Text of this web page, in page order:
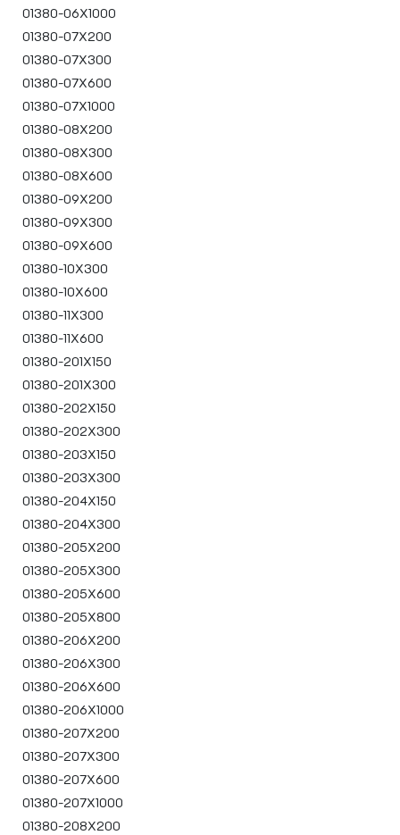
01380-06X1000
01380-07X200
01380-07X300
01380-07X600
01380-07X1000
01380-08X200
01380-08X300
01380-08X600
01380-09X200
01380-09X300
01380-09X600
01380-10X300
01380-10X600
01380-11X300
01380-11X600
01380-201X150
01380-201X300
01380-202X150
01380-202X300
01380-203X150
01380-203X300
01380-204X150
01380-204X300
01380-205X200
01380-205X300
01380-205X600
01380-205X800
01380-206X200
01380-206X300
01380-206X600
01380-206X1000
01380-207X200
01380-207X300
01380-207X600
01380-207X1000
01380-208X200